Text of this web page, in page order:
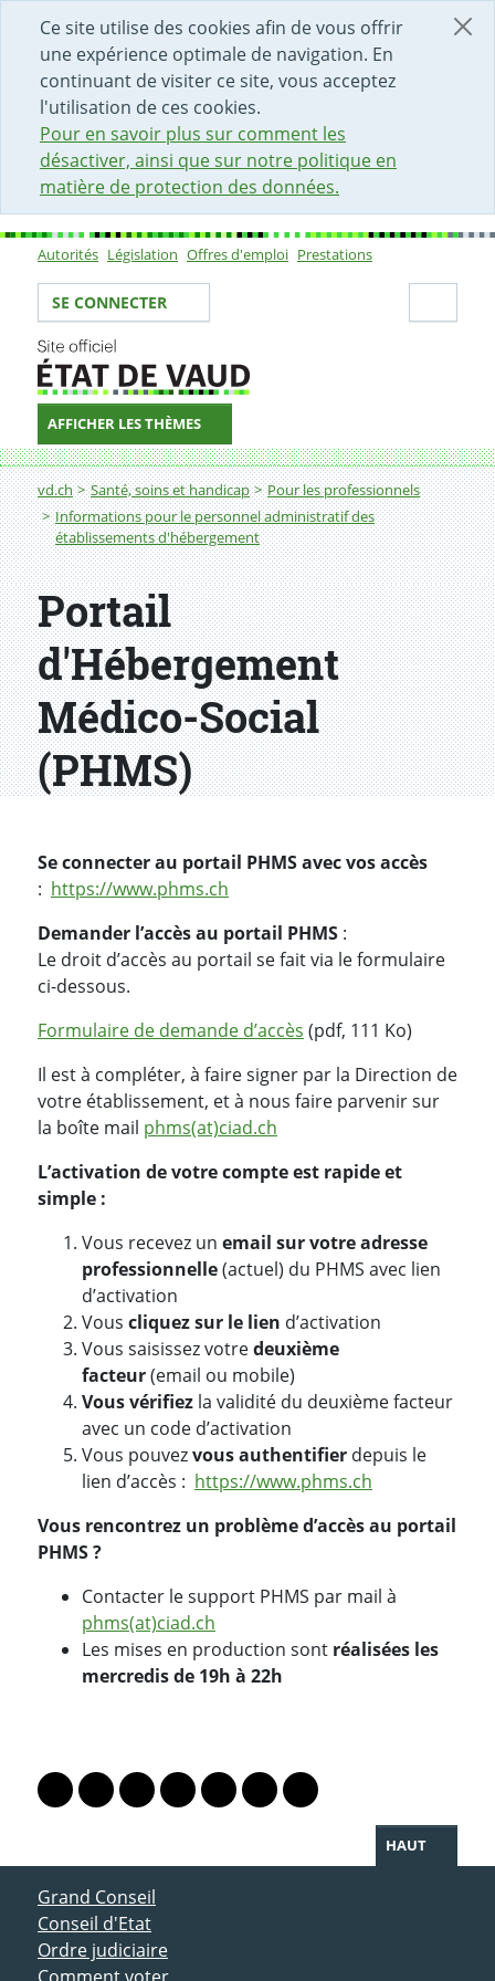
Ce site utilise des cookies afin de vous offrir
une expérience optimale de navigation. En
continuant de visiter ce site, vous acceptez
l'utilisation de ces cookies.
Pour en savoir plus sur comment les
désactiver, ainsi que sur notre politique en
matière de protection des données.
DÉBUT DU CONTENU DE LA PAGE
ACCÈS AU CHAMP DE RECHERCHE
PAGE D'ACCUEIL
FORMULAIRE DE CONTACT
Sous-navigation
Autorités Législation Offres d'emploi Prestations
Votre identité
SE CONNECTER
AFFICHER LES THÈMES
Fil d'Ariane
vd.ch Santé, soins et handicap
Pour les professionnels
Informations pour le personnel administratif des
établissements d'hébergement
Portail d'Hébergement Médico-Social
Portail
d'Hébergement
Médico-Social
(PHMS)
Se connecter au portail PHMS avec vos accès
: https://www.phms.ch
Demander l’accès au portail PHMS :
Le droit d’accès au portail se fait via le formulaire
ci-dessous.
Formulaire de demande d’accès (pdf, 111 Ko)
Il est à compléter, à faire signer par la Direction de
votre établissement, et à nous faire parvenir sur
la boîte mail phms(at)ciad.ch
L’activation de votre compte est rapide et
simple :
Vous recevez un email sur votre adresse
professionnelle(actuel) du PHMS avec lien
d’activation
Vous cliquez sur le lien d’activation
Vous saisissez votredeuxième
facteur(email ou mobile)
Vous vérifiez la validité du deuxième facteur
avec un code d’activation
Vous pouvezvous authentifier depuis le
lien d’accès : https://www.phms.ch
Vous rencontrez un problème d’accès au portail
PHMS ?
Contacter le support PHMS par mail à
phms(at)ciad.ch
Les mises en production sont réalisées les
mercredis de 19h à 22h
Lien vers le profil Mastodon
Lien vers le profil Bluesky
Lien vers le profil Instagram
Lien vers le profil Linkedin
Lien vers le profil Facebook
Lien vers le profil Twitter
Partager par WhatsApp
HAUT
ACCÈS DIRECT
Grand Conseil
Conseil d'Etat
Ordre judiciaire